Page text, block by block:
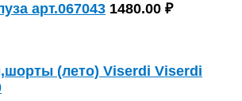
арт.067043 1480.00 ₽
(лето) Viserdi Viserdi